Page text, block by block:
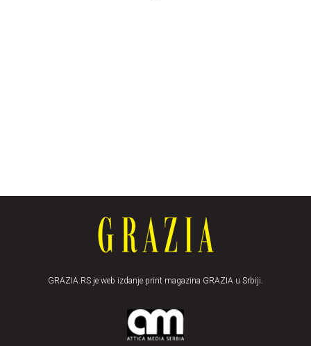
GRAZIA.RS je web izdanje print magazina GRAZIA u Srbiji.